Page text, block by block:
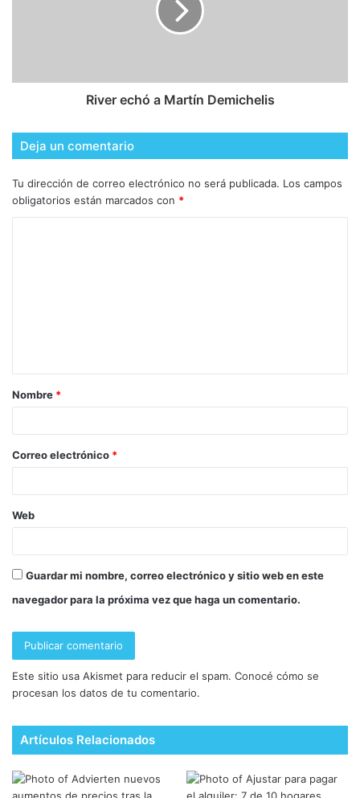
River echó a Martín Demichelis
Deja un comentario
Tu dirección de correo electrónico no será publicada. Los campos
obligatorios están marcados con *
Nombre *
Correo electrónico *
Web
Guardar mi nombre, correo electrónico y sitio web en este
navegador para la próxima vez que haga un comentario.
Este sitio usa Akismet para reducir el spam. Conocé cómo se
procesan los datos de tu comentario.
Artículos Relacionados